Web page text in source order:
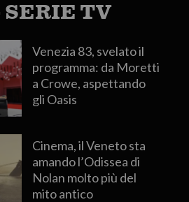
TV
Venezia 83, svelato il
programma: da Moretti
a Crowe, aspettando
gli Oasis
Cinema, il Veneto sta
amando l’Odissea di
Nolan molto più del
mito antico